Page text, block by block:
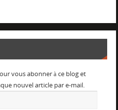
vous abonner à ce blog et
nouvel article par e-mail.